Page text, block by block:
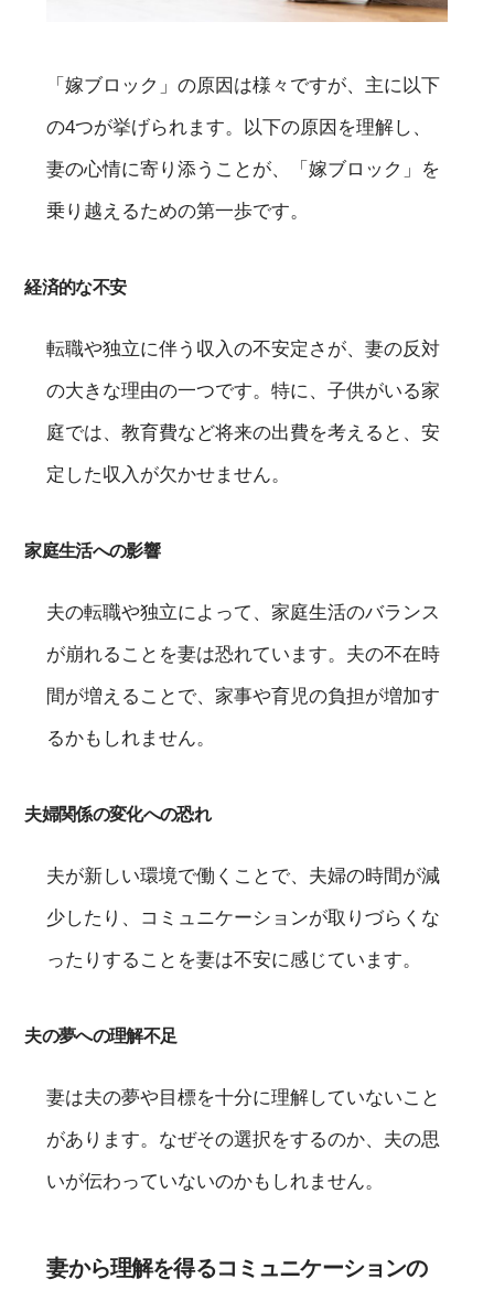
「嫁ブロック」の原因は様々ですが、主に以下
の4つが挙げられます。以下の原因を理解し、
妻の心情に寄り添うことが、「嫁ブロック」を
乗り越えるための第一歩です。
経済的な不安
転職や独立に伴う収入の不安定さが、妻の反対
の大きな理由の一つです。特に、子供がいる家
庭では、教育費など将来の出費を考えると、安
定した収入が欠かせません。
家庭生活への影響
夫の転職や独立によって、家庭生活のバランス
が崩れることを妻は恐れています。夫の不在時
間が増えることで、家事や育児の負担が増加す
るかもしれません。
夫婦関係の変化への恐れ
夫が新しい環境で働くことで、夫婦の時間が減
少したり、コミュニケーションが取りづらくな
ったりすることを妻は不安に感じています。
夫の夢への理解不足
妻は夫の夢や目標を十分に理解していないこと
があります。なぜその選択をするのか、夫の思
いが伝わっていないのかもしれません。
妻から理解を得るコミュニケーションの